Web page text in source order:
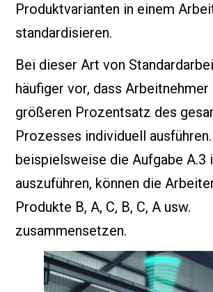
Produktvarianten in einem
standardisieren.
Bei dieser Art von
häufiger vor, dass Arbeitnehmer
größeren Prozentsatz des
Prozesses individuell
beispielsweise die Aufgabe A.3
auszuführen, können die
Produkte B, A, C, B, C, A usw.
zusammensetzen.